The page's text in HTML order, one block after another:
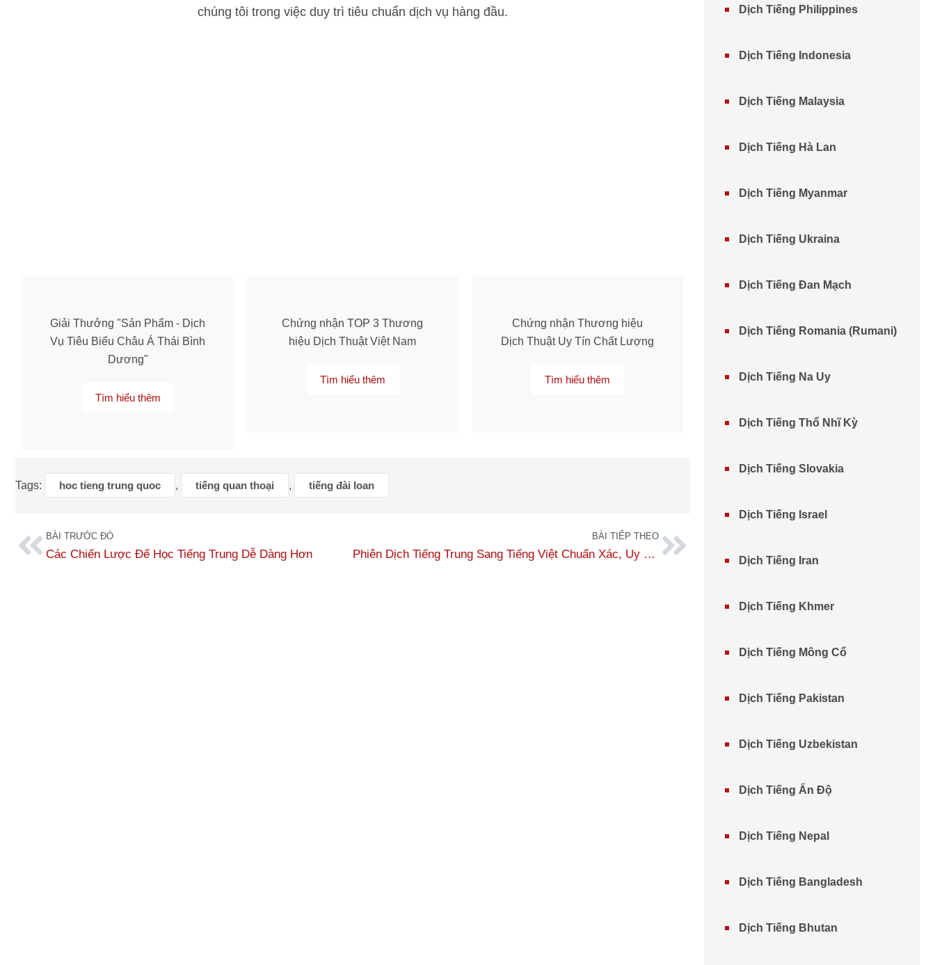
chúng tôi trong việc duy trì tiêu chuẩn dịch vụ hàng đầu.
Giải Thưởng "Sản Phẩm - Dịch
Vụ Tiêu Biểu Châu Á Thái Bình
Dương"
Tìm hiểu thêm
Chứng nhận TOP 3 Thương
hiệu Dịch Thuật Việt Nam
Tìm hiểu thêm
Chứng nhận Thương hiệu
Dịch Thuật Uy Tín Chất Lượng
Tìm hiểu thêm
Tags: hoc tieng trung quoc , tiếng quan thoại , tiếng đài loan
BÀI TRƯỚC ĐÓ
Các Chiến Lược Để Học Tiếng Trung Dễ Dàng Hơn
BÀI TIẾP THEO
Phiên Dịch Tiếng Trung Sang Tiếng Việt Chuẩn Xác, Uy Tín, Giá Tốt
Dịch Tiếng Philippines
Dịch Tiếng Indonesia
Dịch Tiếng Malaysia
Dịch Tiếng Hà Lan
Dịch Tiếng Myanmar
Dịch Tiếng Ukraina
Dịch Tiếng Đan Mạch
Dịch Tiếng Romania (Rumani)
Dịch Tiếng Na Uy
Dịch Tiếng Thổ Nhĩ Kỳ
Dịch Tiếng Slovakia
Dịch Tiếng Israel
Dịch Tiếng Iran
Dịch Tiếng Khmer
Dịch Tiếng Mông Cổ
Dịch Tiếng Pakistan
Dịch Tiếng Uzbekistan
Dịch Tiếng Ấn Độ
Dịch Tiếng Nepal
Dịch Tiếng Bangladesh
Dịch Tiếng Bhutan